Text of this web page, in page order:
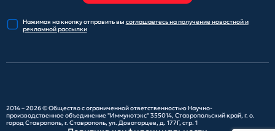
Нажимая на кнопку отправитьвы соглашаетесь на получениеновостной и
рекламной рассылки
2014 – 2026 ©Общество с ограниченной ответственностью Научно-
производственное объединение "Иммунотэкс"355014, Ставропольский край, г. о.
город Ставрополь, г. Ставрополь, ул. Доваторцев, д. 177Г, стр. 1